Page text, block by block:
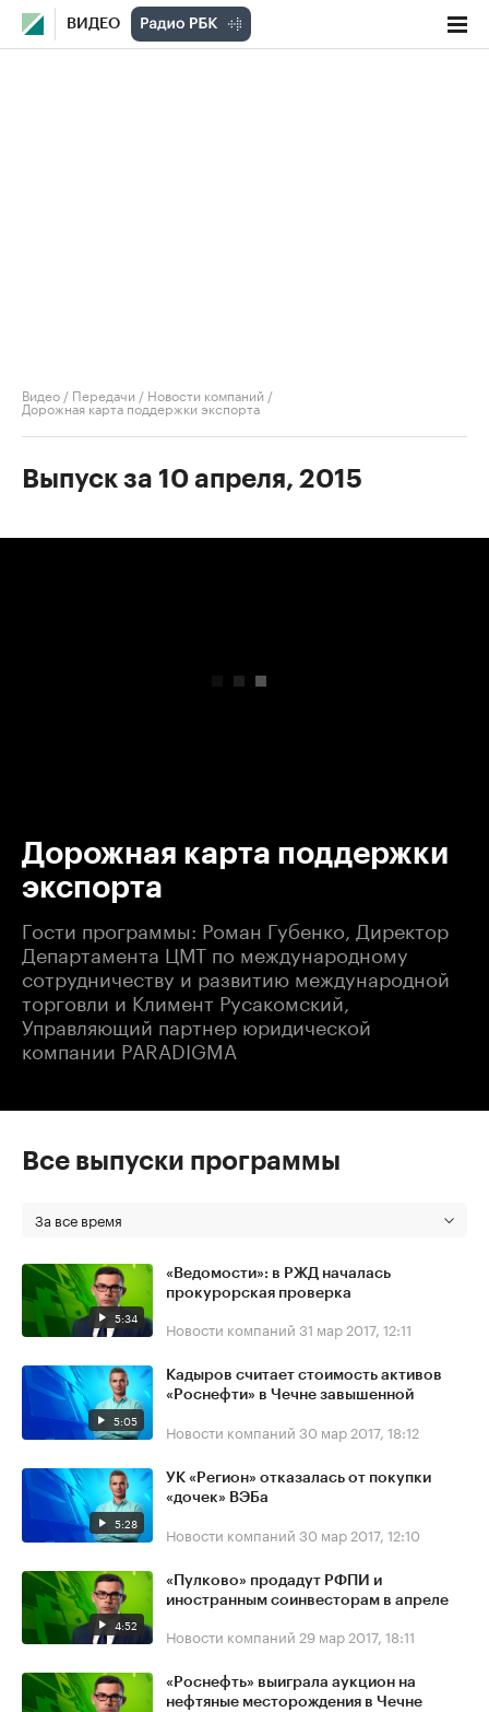
ВИДЕО
Видео / Передачи / Новости компаний /
Дорожная карта поддержки экспорта
Выпуск за 10 апреля, 2015
Дорожная карта поддержки
экспорта
Гости программы: Роман Губенко, Директор
Департамента ЦМТ по международному
сотрудничеству и развитию международной
торговли и Климент Русакомский,
Управляющий партнер юридической
компании PARADIGMA
Все выпуски программы
За все время
5:34
«Ведомости»: в РЖД началась
прокурорская проверка
Новости компаний 31 мар 2017, 12:11
5:05
Кадыров считает стоимость активов
«Роснефти» в Чечне завышенной
Новости компаний 30 мар 2017, 18:12
5:28
УК «Регион» отказалась от покупки
«дочек» ВЭБа
Новости компаний 30 мар 2017, 12:10
4:52
«Пулково» продадут РФПИ и
иностранным соинвесторам в апреле
Новости компаний 29 мар 2017, 18:11
«Роснефть» выиграла аукцион на
нефтяные месторождения в Чечне